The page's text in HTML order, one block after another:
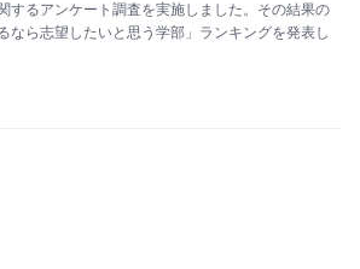
するアンケート調査を実施しました。その結果の
なら志望したいと思う学部」ランキングを発表し